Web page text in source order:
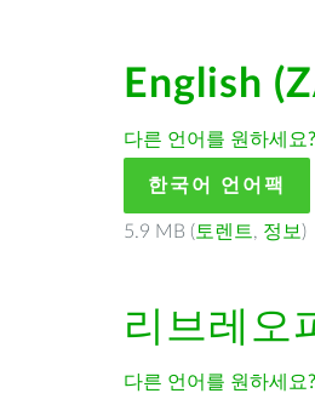
English
다른 언어를 원하세요?
한국어 언어팩
5.9 MB ( 토렌트, 정보 )
리브레오
다른 언어를 원하세요?